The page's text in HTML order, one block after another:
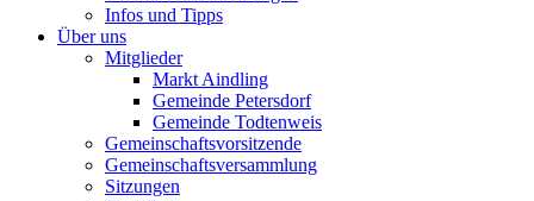
Infos und Tipps
Über uns
Mitglieder
Markt Aindling
Gemeinde Petersdorf
Gemeinde Todtenweis
Gemeinschaftsvorsitzende
Gemeinschaftsversammlung
Sitzungen